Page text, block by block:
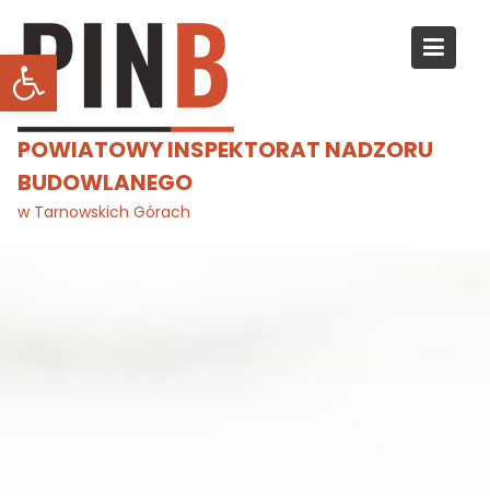
Otwórz pasek narzędzi
content
POWIATOWY INSPEKTORAT NADZORU
BUDOWLANEGO
w Tarnowskich Górach